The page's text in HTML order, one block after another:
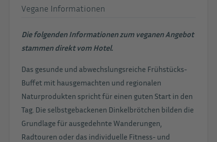
Vegane Informationen
Die folgenden Informationen zum veganen Angebot
stammen direkt vom Hotel.
Das gesunde und abwechslungsreiche Frühstücks-
Buffet mit hausgemachten und regionalen
Naturprodukten spricht für einen guten Start in den
Tag. Die selbstgebackenen Dinkelbrötchen bilden die
Grundlage für ausgedehnte Wanderungen,
Radtouren oder das individuelle Fitness- und